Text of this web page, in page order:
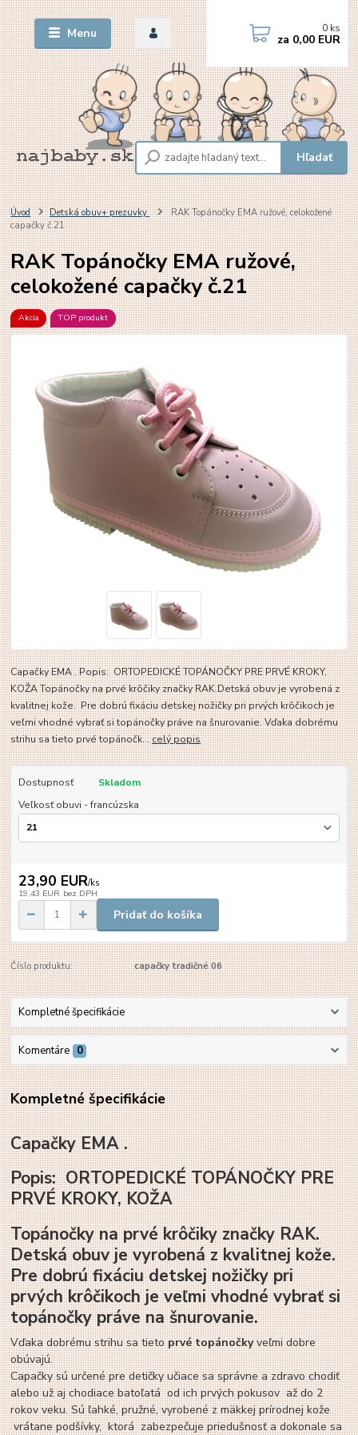
Menu
Hľadať
0 ks
za 0,00 EUR
Úvod Detská obuv+ prezuvky
RAK Topánočky EMA ružové, celokožené
capačky č.21
RAK Topánočky EMA ružové,
celokožené capačky č.21
Akcia TOP produkt
Capačky EMA . Popis: ORTOPEDICKÉ TOPÁNOČKY PRE PRVÉ KROKY,
KOŽA Topánočky na prvé krôčiky značky RAK.Detská obuv je vyrobená z
kvalitnej kože. Pre dobrú fixáciu detskej nožičky pri prvých krôčikoch je
veľmi vhodné vybrať si topánočky práve na šnurovanie. Vďaka dobrému
strihu sa tieto prvé topánočk...celý popis
Dostupnosť
Skladom
Veľkosť obuvi - francúzska
23,90 EUR/ks
19,43 EUR bez DPH
Pridať do košíka
Číslo produktu: capačky tradičné 06
Kompletné špecifikácie
Komentáre 0
Kompletné špecifikácie
Capačky EMA .
Popis: ORTOPEDICKÉ TOPÁNOČKY PRE
PRVÉ KROKY, KOŽA
Topánočkynaprvé krôčikyznačkyRAK.
Detská obuvje vyrobená z kvalitnej kože.
Pre dobrú fixáciu detskej nožičky pri
prvých krôčikoch je veľmi vhodné vybrať si
topánočky práve na šnurovanie.
Vďaka dobrému strihu sa tietoprvé topánočkyveľmi dobre
obúvajú.
Capačky sú určené pre detičky učiace sa správne a zdravo chodiť
alebo už aj chodiace batoľatá od ich prvých pokusov až do 2
rokov veku. Sú ľahké, pružné, vyrobené z mäkkej prírodnej kože
vrátane podšívky, ktorá zabezpečuje priedušnosť a dokonale sa